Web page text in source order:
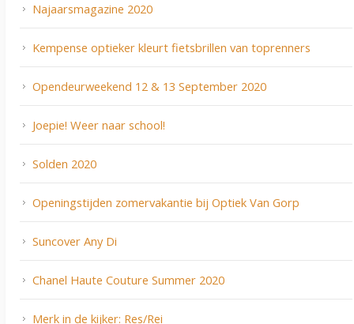
Najaarsmagazine 2020
Kempense optieker kleurt fietsbrillen van toprenners
Opendeurweekend 12 & 13 September 2020
Joepie! Weer naar school!
Solden 2020
Openingstijden zomervakantie bij Optiek Van Gorp
Suncover Any Di
Chanel Haute Couture Summer 2020
Merk in de kijker: Res/Rei